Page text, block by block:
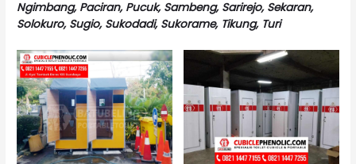
Ngimbang, Paciran, Pucuk, Sambeng, Sarirejo, Sekaran,
Solokuro, Sugio, Sukodadi, Sukorame, Tikung, Turi